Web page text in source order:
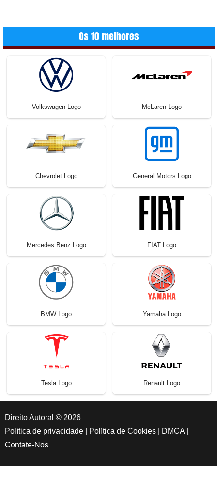
Os 10 melhores
Volkswagen Logo McLaren Logo
Chevrolet Logo General Motors Logo
Mercedes Benz Logo FIAT Logo
BMW Logo Yamaha Logo
Tesla Logo Renault Logo
Direito Autoral © 2026
Política de privacidade
Política de Cookies DMCA
Contate-Nos